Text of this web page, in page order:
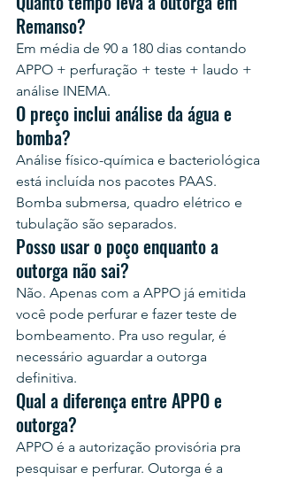
Remanso?
Em média de 90 a 180 dias contando
APPO + perfuração + teste + laudo +
análise INEMA.
O preço inclui análise da água e
bomba?
Análise físico-química e bacteriológica
está incluída nos pacotes PAAS.
Bomba submersa, quadro elétrico e
tubulação são separados.
Posso usar o poço enquanto a
outorga não sai?
Não. Apenas com a APPO já emitida
você pode perfurar e fazer teste de
bombeamento. Pra uso regular, é
necessário aguardar a outorga
definitiva.
Qual a diferença entre APPO e
outorga?
APPO é a autorização provisória pra
pesquisar e perfurar. Outorga é a